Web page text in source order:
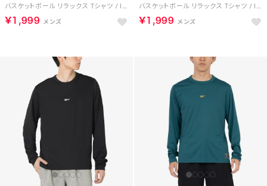
バスケットボール リラックス Tシャツ / ID BASKETBALL RELAXED T-SHIRT （ブラック）
￥1,999
バスケットボール リラックス Tシャツ / ID BASKETBALL RELAXED T-SHIRT （ホワイト）
￥1,999